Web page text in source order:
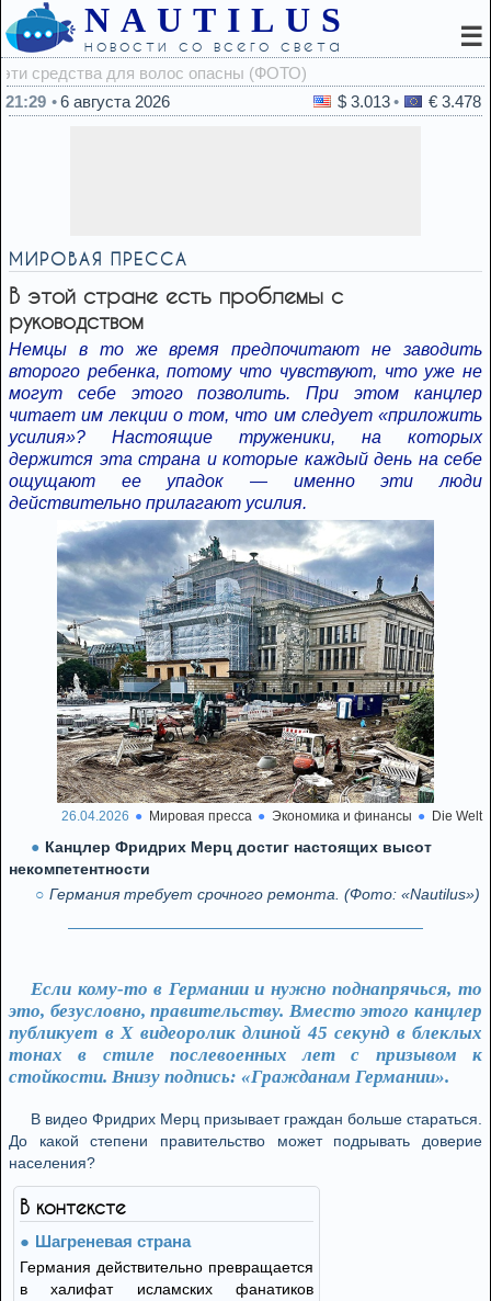
NAUTILUS
новости со всего света ☰
21:29
6 августа 2026 $ 3.013 € 3.478
МИРОВАЯ ПРЕССА
В этой стране есть проблемы с
руководством
Немцы в то же время предпочитают не заводить
второго ребенка, потому что чувствуют, что уже не
могут себе этого позволить. При этом канцлер
читает им лекции о том, что им следует «приложить
усилия»? Настоящие труженики, на которых
держится эта страна и которые каждый день на себе
ощущают ее упадок — именно эти люди
действительно прилагают усилия.
26.04.2026 Мировая пресса Экономика и финансы Die Welt
Канцлер Фридрих Мерц достиг настоящих высот
некомпетентности
Германия требует срочного ремонта. (Фото: «Nautilus»)
Если кому-то в Германии и нужно поднапрячься, то
это, безусловно, правительству. Вместо этого канцлер
публикует в X видеоролик длиной 45 секунд в блеклых
тонах в стиле послевоенных лет с призывом к
стойкости. Внизу подпись: «Гражданам Германии».
В видео Фридрих Мерц призывает граждан больше стараться.
До какой степени правительство может подрывать доверие
населения?
В контексте
Шагреневая страна
Германия действительно превращается
в халифат исламских фанатиков